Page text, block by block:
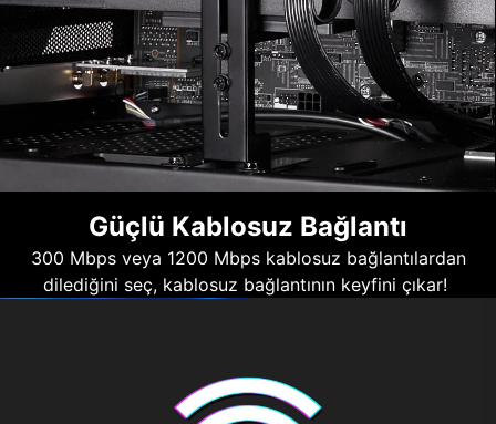
Güçlü Kablosuz Bağlantı
300 Mbps veya 1200 Mbps kablosuz bağlantılardan
dilediğini seç, kablosuz bağlantının keyfini çıkar!